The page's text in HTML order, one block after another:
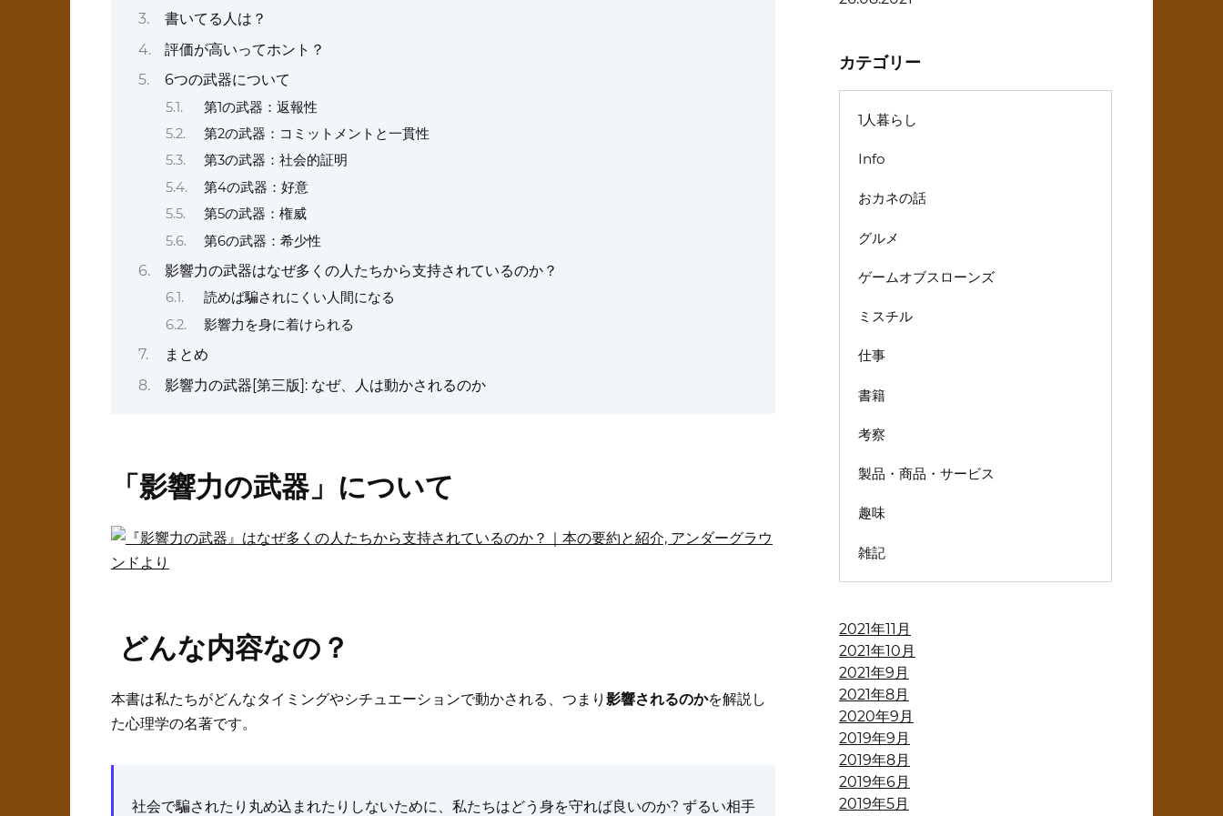
書いてる人は？
評価が高いってホント？
6つの武器について
第1の武器：返報性
第2の武器：コミットメントと一貫性
第3の武器：社会的証明
第4の武器：好意
第5の武器：権威
第6の武器：希少性
影響力の武器はなぜ多くの人たちから支持されているのか？
読めば騙されにくい人間になる
影響力を身に着けられる
まとめ
影響力の武器[第三版]: なぜ、人は動かされるのか
「影響力の武器」について
どんな内容なの？
本書は私たちがどんなタイミングやシチュエーションで動かされる、つまり 影響されるのかを解説し
た心理学の名著です。
社会で騙されたり丸め込まれたりしないために、私たちはどう身を守れば良いのか? ずるい相手
カテゴリー
1人暮らし
Info
おカネの話
グルメ
ゲームオブスローンズ
ミスチル
仕事
書籍
考察
製品・商品・サービス
趣味
雑記
2021年11月
2021年10月
2021年9月
2021年8月
2020年9月
2019年9月
2019年8月
2019年6月
2019年5月